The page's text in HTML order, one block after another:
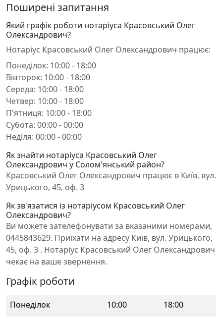
Поширені запитання
Який графік роботи нотаріуса Красовський Олег
Олександрович?
Нотаріус Красовський Олег Олександрович працює:
Понеділок: 10:00 - 18:00
Вівторок: 10:00 - 18:00
Середа: 10:00 - 18:00
Четвер: 10:00 - 18:00
П'ятниця: 10:00 - 18:00
Субота: 00:00 - 00:00
Неділя: 00:00 - 00:00
Як знайти нотаріуса Красовський Олег
Олександрович у Солом'янський район?
Красовський Олег Олександрович працює в Київ, вул.
Урицького, 45, оф. 3
Як зв'язатися із нотаріусом Красовський Олег
Олександрович?
Ви можете зателефонувати за вказаними номерами,
0445843629. Приїхати на адресу Київ, вул. Урицького,
45, оф. 3 . Нотаріус Красовський Олег Олександрович
чекає на ваше звернення.
Графік роботи
Понеділок 10:00
18:00